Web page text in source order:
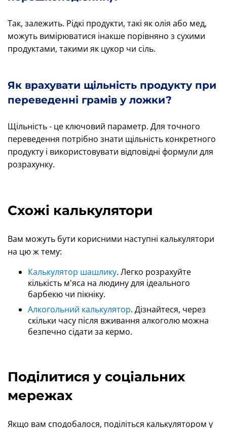
Так, залежить. Рідкі продукти, такі як олія або мед,
можуть вимірюватися інакше порівняно з сухими
продуктами, такими як цукор чи сіль.
Як врахувати щільність продукту при
переведенні грамів у ложки?
Щільність - це ключовий параметр. Для точного
переведення потрібно знати щільність конкретного
продукту і використовувати відповідні формули для
розрахунку.
Схожі калькулятори
Вам можуть бути корисними наступні калькулятори
на цю ж тему:
Калькулятор шашлику. Легко розрахуйте
кількість м'яса на людину для ідеального
барбекю чи пікніку.
Алкогольний калькулятор. Дізнайтеся, через
скільки часу після вживання алкоголю можна
безпечно сідати за кермо.
Поділитися у соціальних
мережах
Якщо вам сподобалося, поділіться калькулятором у